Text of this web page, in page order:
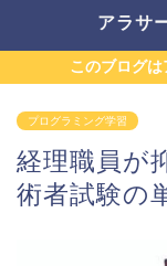
アラサ
このブログ
プログラミング学習
経理職員が
術者試験の